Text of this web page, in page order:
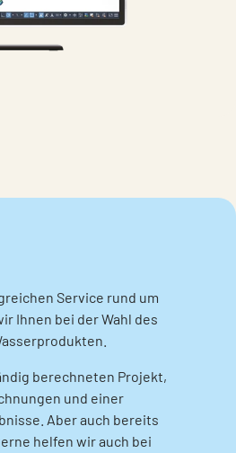
Service rund um
Ihnen bei der Wahl des
berechneten Projekt,
und einer
Aber auch bereits
helfen wir auch bei